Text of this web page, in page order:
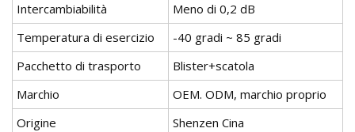
Intercambiabilità
Meno di 0,2 dB
Temperatura di esercizio
-40 gradi ~ 85 gradi
Pacchetto di trasporto
Blister+scatola
Marchio
OEM. ODM, marchio proprio
Origine
Shenzen Cina